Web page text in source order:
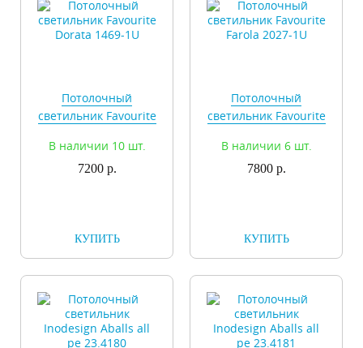
Потолочный
светильник Favourite
В наличии 10 шт.
7200 р.
КУПИТЬ
Потолочный
светильник Favourite
В наличии 6 шт.
7800 р.
КУПИТЬ